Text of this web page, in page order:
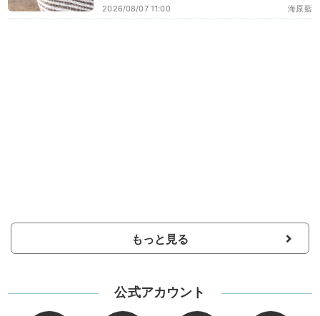
海原藍
2026/08/07 11:00
もっと見る
公式アカウント